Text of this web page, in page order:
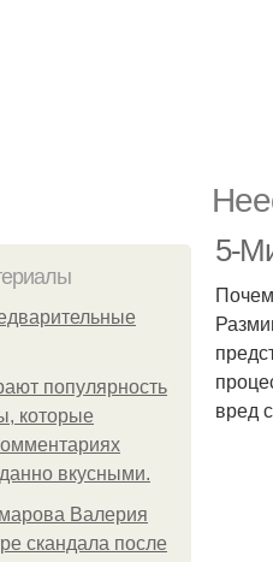
популярность
которые
вкусными.
Валерия
скандала после
5-
вред